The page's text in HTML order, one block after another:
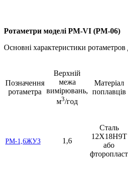
Ротаметри моделі РМ-VI (РМ-06)
Основні характеристики
Позначення
ротаметра
Верхній
межа
вимірювань,
м3/год
Матеріал
поплавців
РМ-1,6ЖУЗ 1,6
Сталь
12Х18Н9Т
або
фторопласт